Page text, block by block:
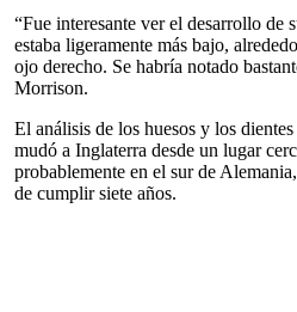
“Fue interesante ver el desarrollo de
estaba ligeramente más bajo,
ojo derecho. Se habría notado
Morrison.
El análisis de los huesos y los
mudó a Inglaterra desde un lugar
probablemente en el sur de
de cumplir siete años.